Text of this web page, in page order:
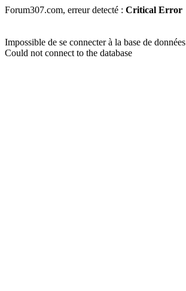
Forum307.com, erreur detecté : Critical Error
Impossible de se connecter à la base de données
Could not connect to the database